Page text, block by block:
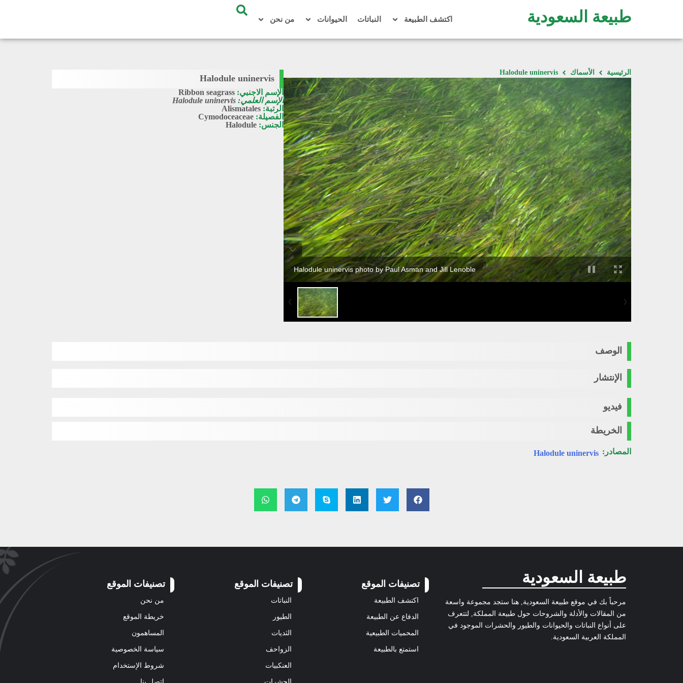
طبيعة السعودية اكتشف الطبيعة النباتات الحيوانات من نحن
الرئيسية الأسماك Halodule uninervis
Halodule uninervis photo by Paul Asman and Jill Lenoble
Halodule uninervis
الإسم الاجنبي: Ribbon seagrass
الإسم العلمي: Halodule uninervis
الرتبة: Alismatales
الفصيلة: Cymodoceaceae
الجنس: Halodule
الوصف
الإنتشار
فيديو
الخريطة
المصادر: Halodule uninervis
طبيعة السعودية
مرحباً بك في موقع طبيعة السعودية, هنا ستجد مجموعة واسعة
من المقالات والأدلة والشروحات حول طبيعة المملكة, لتتعرف
على أنواع النباتات والحيوانات والطيور والحشرات الموجود في
المملكة العربية السعودية.
تصنيفات الموقع
اكتشف الطبيعة
الدفاع عن الطبيعة
المحميات الطبيعية
استمتع بالطبيعة
تصنيفات الموقع
النباتات
الطيور
الثديات
الزواحف
العنكبيات
تصنيفات الموقع
من نحن
خريطة الموقع
المساهمون
سياسة الخصوصية
شروط الإستخدام